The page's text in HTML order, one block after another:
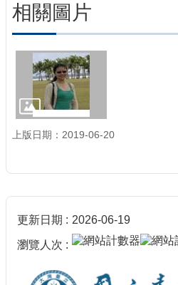
相關圖片
上版日期：2019-06-20
更新日期 2026-06-19
瀏覽人次